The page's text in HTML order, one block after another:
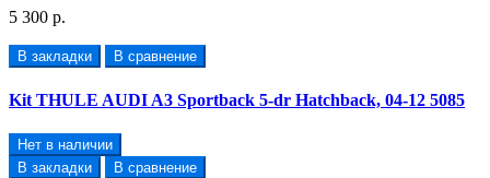
5 300 р.
В закладки В сравнение
Kit THULE AUDI A3 Sportback 5-dr Hatchback, 04-12 5085
Нет в наличии
В закладки
В сравнение